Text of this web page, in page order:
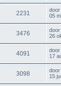
2231 door
05
3476 door
26
4091 door
17
3098 door
15